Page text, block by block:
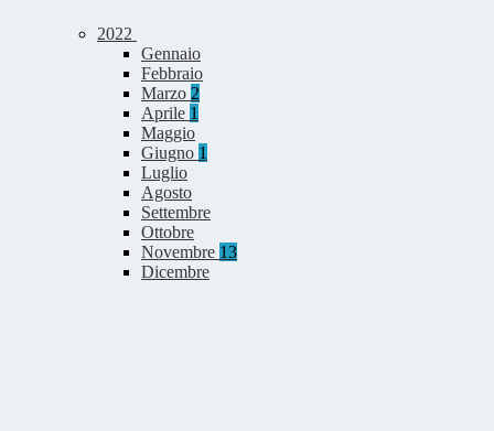
2022
Gennaio
Febbraio
Marzo 2
Aprile 1
Maggio
Giugno 1
Luglio
Agosto
Settembre
Ottobre
Novembre 13
Dicembre